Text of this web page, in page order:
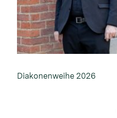
Diakonenweihe 2026